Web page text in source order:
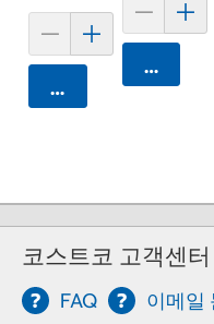
카트에 담기
카트에 담
코스트코 고객센터
FAQ 이메일